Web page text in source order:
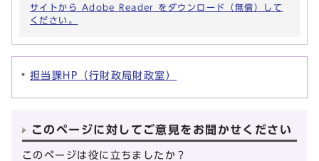
サイトから Adobe Reader をダウンロード（無償）して
ください。
担当課HP（行財政局財政室）
このページに対してご意見をお聞かせください
このページは役に立ちましたか？